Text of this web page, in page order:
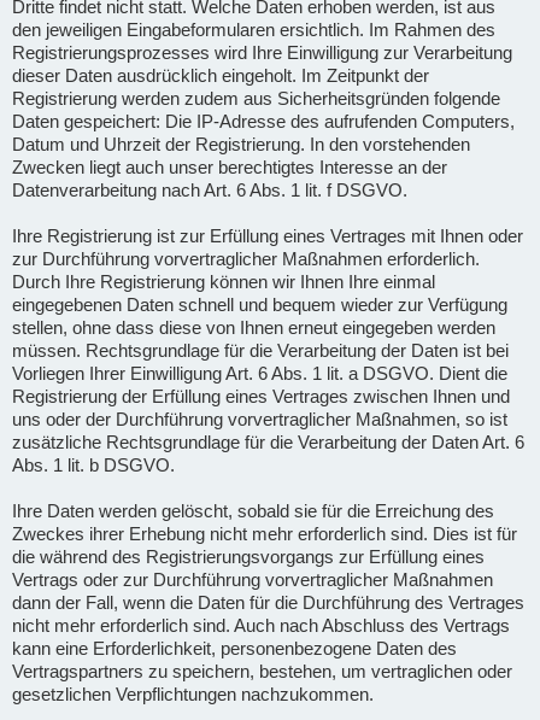
Dritte findet nicht statt. Welche Daten erhoben werden, ist aus
den jeweiligen Eingabeformularen ersichtlich. Im Rahmen des
Registrierungsprozesses wird Ihre Einwilligung zur Verarbeitung
dieser Daten ausdrücklich eingeholt. Im Zeitpunkt der
Registrierung werden zudem aus Sicherheitsgründen folgende
Daten gespeichert: Die IP-Adresse des aufrufenden Computers,
Datum und Uhrzeit der Registrierung. In den vorstehenden
Zwecken liegt auch unser berechtigtes Interesse an der
Datenverarbeitung nach Art. 6 Abs. 1 lit. f DSGVO.
Ihre Registrierung ist zur Erfüllung eines Vertrages mit Ihnen oder
zur Durchführung vorvertraglicher Maßnahmen erforderlich.
Durch Ihre Registrierung können wir Ihnen Ihre einmal
eingegebenen Daten schnell und bequem wieder zur Verfügung
stellen, ohne dass diese von Ihnen erneut eingegeben werden
müssen. Rechtsgrundlage für die Verarbeitung der Daten ist bei
Vorliegen Ihrer Einwilligung Art. 6 Abs. 1 lit. a DSGVO. Dient die
Registrierung der Erfüllung eines Vertrages zwischen Ihnen und
uns oder der Durchführung vorvertraglicher Maßnahmen, so ist
zusätzliche Rechtsgrundlage für die Verarbeitung der Daten Art. 6
Abs. 1 lit. b DSGVO.
Ihre Daten werden gelöscht, sobald sie für die Erreichung des
Zweckes ihrer Erhebung nicht mehr erforderlich sind. Dies ist für
die während des Registrierungsvorgangs zur Erfüllung eines
Vertrags oder zur Durchführung vorvertraglicher Maßnahmen
dann der Fall, wenn die Daten für die Durchführung des Vertrages
nicht mehr erforderlich sind. Auch nach Abschluss des Vertrags
kann eine Erforderlichkeit, personenbezogene Daten des
Vertragspartners zu speichern, bestehen, um vertraglichen oder
gesetzlichen Verpflichtungen nachzukommen.